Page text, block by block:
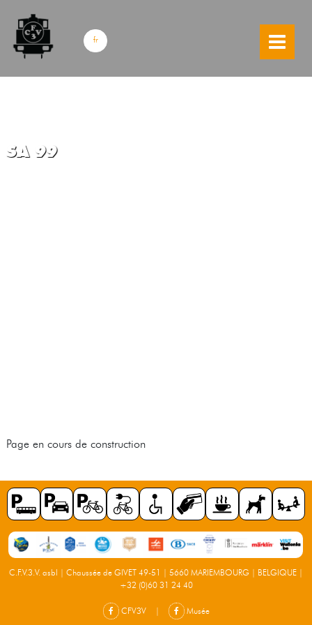
skip to content
fr
SA 99
Page en cours de construction
C.F.V.3.V. asbl | Chaussée de GIVET 49-51 | 5660 MARIEMBOURG | BELGIQUE |
+32 (0)60 31 24 40
CFV3V | Musée